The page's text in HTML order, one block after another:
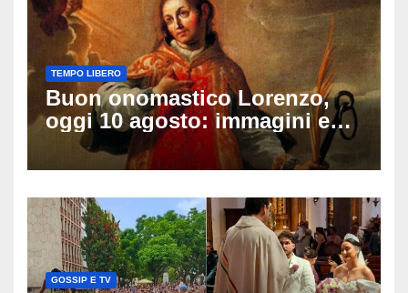
TEMPO LIBERO
Buon onomastico Lorenzo,
oggi 10 agosto: immagini e
gif di auguri da condividere
sui social
GOSSIP E TV